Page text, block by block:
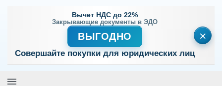
Вычет НДС до 22%
Закрывающие документы в ЭДО
ВЫГОДНО
Совершайте покупки для юридических лиц
×